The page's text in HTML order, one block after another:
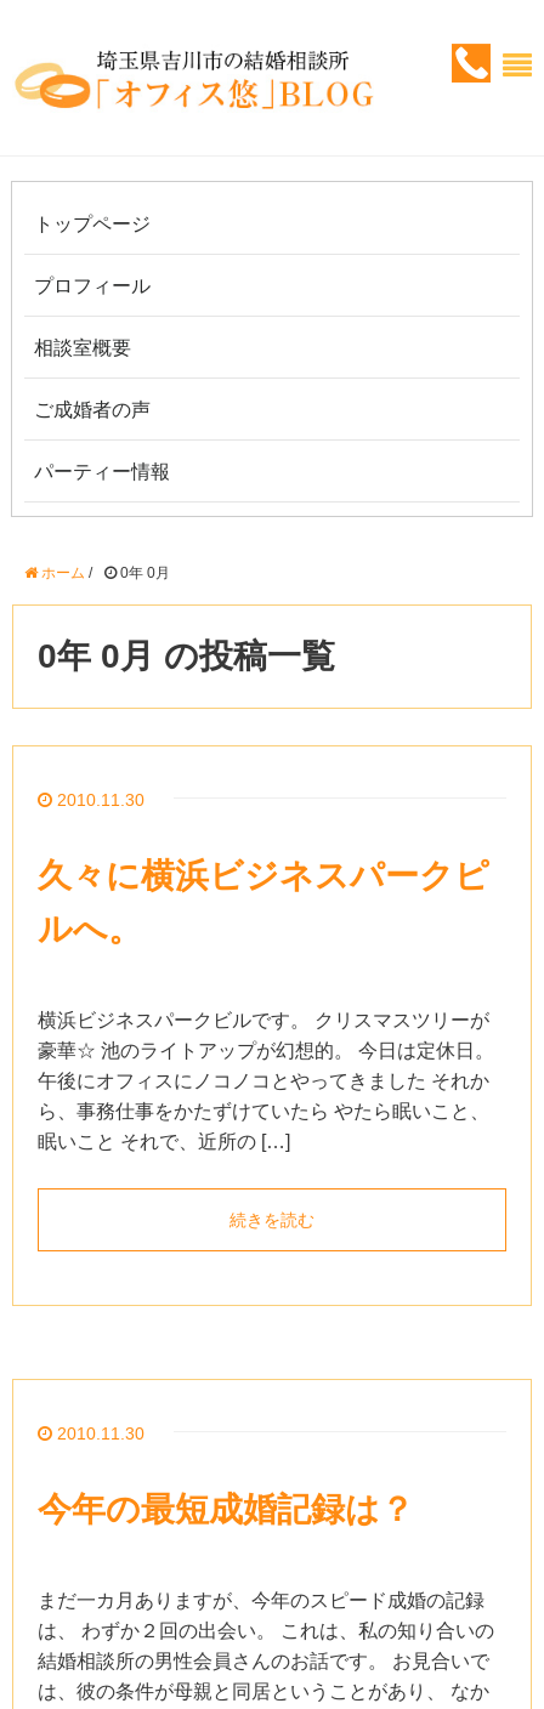
トップページ
プロフィール
相談室概要
ご成婚者の声
パーティー情報
ホーム / 0年 0月
0年 0月 の投稿一覧
2010.11.30
久々に横浜ビジネスパークピ
ルへ。
横浜ビジネスパークビルです。 クリスマスツリーが
豪華☆ 池のライトアップが幻想的。 今日は定休日。
午後にオフィスにノコノコとやってきました それか
ら、事務仕事をかたずけていたら やたら眠いこと、
眠いこと それで、近所の […]
続きを読む
2010.11.30
今年の最短成婚記録は？
まだ一カ月ありますが、今年のスピード成婚の記録
は、 わずか２回の出会い。 これは、私の知り合いの
結婚相談所の男性会員さんのお話です。 お見合いで
は、彼の条件が母親と同居ということがあり、 なか